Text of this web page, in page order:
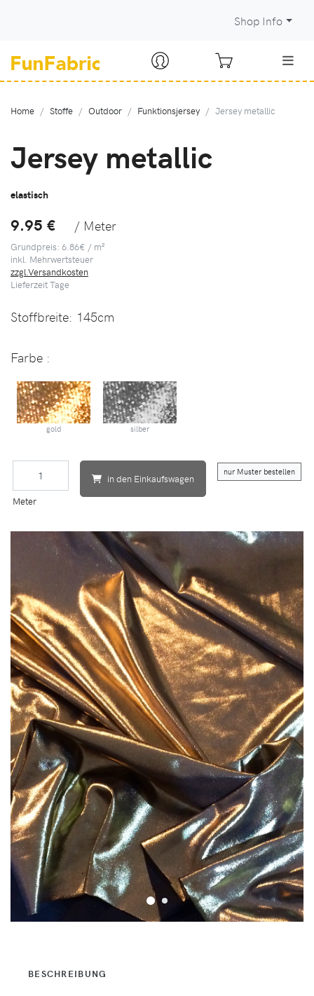
Shop Info
Home Stoffe Outdoor Funktionsjersey Jersey metallic
Jersey metallic
elastisch
9.95 € / Meter
Grundpreis: 6.86€ / m²
inkl. Mehrwertsteuer
zzgl.Versandkosten
LieferzeitTage
Stoffbreite: 145cm
Farbe :
gold silber
Meter
in den Einkaufswagen
nur Muster bestellen
BESCHREIBUNG